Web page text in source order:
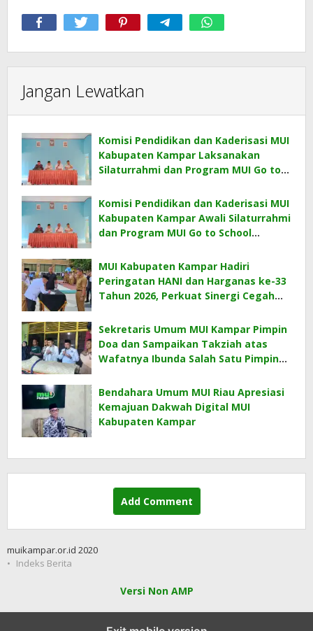
Jangan Lewatkan
Komisi Pendidikan dan Kaderisasi MUI
Kabupaten Kampar Laksanakan
Silaturrahmi dan Program MUI Go to
Bangkinang Kota
Komisi Pendidikan dan Kaderisasi MUI
Kabupaten Kampar Awali Silaturrahmi
dan Program MUI Go to School
Bangkinang
MUI Kabupaten Kampar Hadiri
Peringatan HANI dan Harganas ke-33
Tahun 2026, Perkuat Sinergi Cegah
Keluarga
Sekretaris Umum MUI Kampar Pimpin
Doa dan Sampaikan Takziah atas
Wafatnya Ibunda Salah Satu Pimpinan
Bendahara Umum MUI Riau Apresiasi
Kemajuan Dakwah Digital MUI
Kabupaten Kampar
Add Comment
muikampar.or.id 2020
Indeks Berita
Versi Non AMP